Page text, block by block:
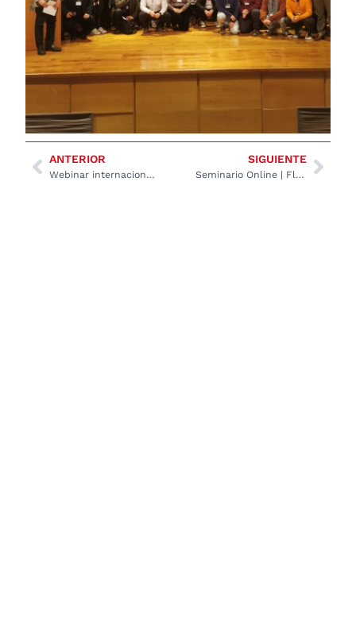
ANTERIOR
Webinar internacional de nuestro partner Spectral Evolution
SIGUIENTE
Seminario Online | Fluorescencia de Rayos X (XRF) está transformando la producción de metales